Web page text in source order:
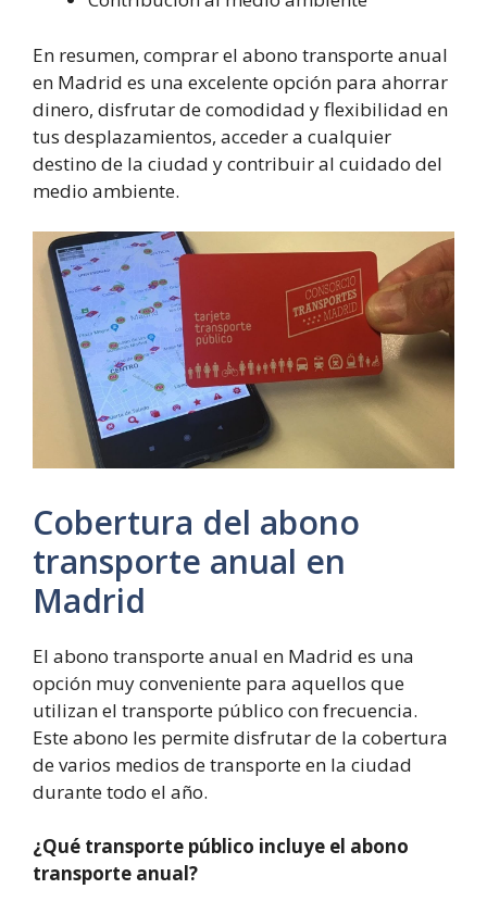
En resumen, comprar el abono transporte anual
en Madrid es una excelente opción para ahorrar
dinero, disfrutar de comodidad y flexibilidad en
tus desplazamientos, acceder a cualquier
destino de la ciudad y contribuir al cuidado del
medio ambiente.
Cobertura del abono
transporte anual en
Madrid
El abono transporte anual en Madrid es una
opción muy conveniente para aquellos que
utilizan el transporte público con frecuencia.
Este abono les permite disfrutar de la cobertura
de varios medios de transporte en la ciudad
durante todo el año.
¿Qué transporte público incluye el abono
transporte anual?